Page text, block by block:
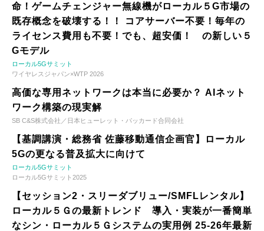
命！ゲームチェンジャー無線機がローカル５G市場の
既存概念を破壊する！！ コアサーバー不要！毎年の
ライセンス費用も不要！でも、超安価！ の新しい５
Gモデル
ローカル5Gサミット
ワイヤレスジャパン×WTP 2026
高価な専用ネットワークは本当に必要か？ AIネット
ワーク構築の現実解
SB C&S株式会社／日本ヒューレット・パッカード合同会社
【基調講演・総務省 佐藤移動通信企画官】ローカル
5Gの更なる普及拡大に向けて
ローカル5Gサミット
ローカル5Gサミット2025
【セッション2・スリーダブリュー/SMFLレンタル】
ローカル５Ｇの最新トレンド 導入・実装が一番簡単
なシン・ローカル５Ｇシステムの実用例 25-26年最新